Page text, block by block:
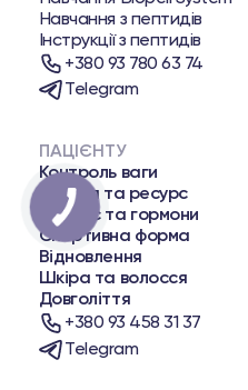
Навчання з пептидів
Інструкції з пептидів
+380 93 780 63 74
Telegram
ПАЦІЄНТУ
Контроль ваги
Енергія та ресурс
Баланс та гормони
Спортивна форма
Відновлення
Шкіра та волосся
Довголіття
+380 93 458 31 37
Telegram